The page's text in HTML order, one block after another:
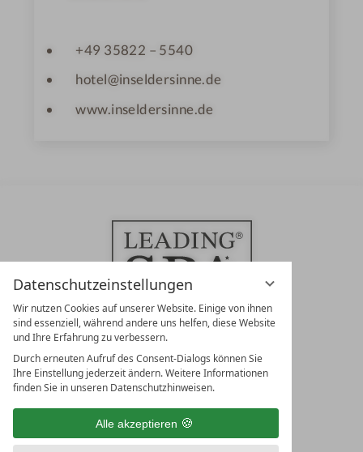
Datenschutzeinstellungen
Wir nutzen Cookies auf unserer Website. Einige von ihnen
sind essenziell, während andere uns helfen, diese Website
und Ihre Erfahrung zu verbessern.
Durch erneuten Aufruf des Consent-Dialogs können Sie
Ihre Einstellung jederzeit ändern. Weitere Informationen
finden Sie in unseren Datenschutzhinweisen.
Alle akzeptieren
+49 35822 – 5540
hotel@inseldersinne.de
www.inseldersinne.de
LEADING SPA RESORTS
10. Oktober Str. 17/Top 1
Österreich
T +43 4242 22077